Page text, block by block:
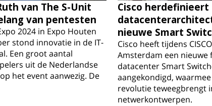
van The S-Unit
van pentesten
2024 in Expo Houten
stond innovatie in de IT-
Een groot aantal
uit de Nederlandse
het event aanwezig. De
Cisco herdefinieert
nieuwe Smart
Cisco heeft tijdens
Amsterdam een nieuwe
datacenter Smart
aangekondigd,
revolutie teweegbrengt
netwerkontwerpen.